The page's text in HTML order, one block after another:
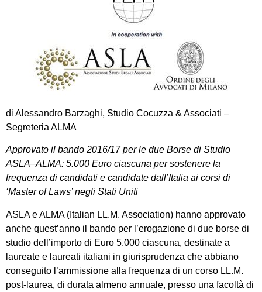
di Alessandro Barzaghi, Studio Cocuzza & Associati –
Segreteria ALMA
Approvato il bando 2016/17 per le due Borse di Studio
ASLA–ALMA: 5.000 Euro ciascuna per sostenere la
frequenza di candidati e candidate dall’Italia ai corsi di
‘Master of Laws’ negli Stati Uniti
ASLA e ALMA (Italian LL.M. Association) hanno approvato
anche quest’anno il bando per l’erogazione di due borse di
studio dell’importo di Euro 5.000 ciascuna, destinate a
laureate e laureati italiani in giurisprudenza che abbiano
conseguito l’ammissione alla frequenza di un corso LL.M.
post-laurea, di durata almeno annuale, presso una facoltà di